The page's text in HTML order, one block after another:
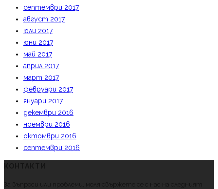
септември 2017
август 2017
юли 2017
юни 2017
май 2017
април 2017
март 2017
февруари 2017
януари 2017
декември 2016
ноември 2016
октомври 2016
септември 2016
За въпроси или проблеми, моля свържете се с нас на следният